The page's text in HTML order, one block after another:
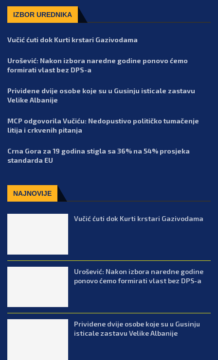
IZBOR UREDNIKA
Vučić ćuti dok Kurti krstari Gazivodama
Urošević: Nakon izbora naredne godine ponovo ćemo
formirati vlast bez DPS-a
Prividene dvije osobe koje su u Gusinju isticale zastavu
Velike Albanije
MCP odgovorila Vučiću: Nedopustivo političko tumačenje
litija i crkvenih pitanja
Crna Gora za 19 godina stigla sa 36% na 54% prosjeka
standarda EU
NAJNOVIJE
Vučić ćuti dok Kurti krstari Gazivodama
Urošević: Nakon izbora naredne godine
ponovo ćemo formirati vlast bez DPS-a
Prividene dvije osobe koje su u Gusinju
isticale zastavu Velike Albanije